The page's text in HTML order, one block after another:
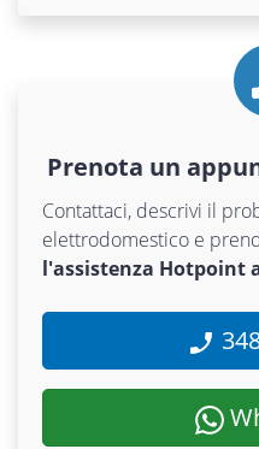
Prenota un
Contattaci, descrivi il
elettrodomestico e
l'assistenza Hotpoint